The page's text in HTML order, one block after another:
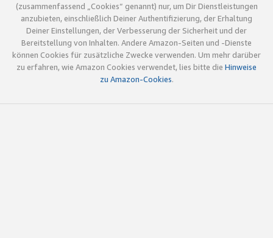
(zusammenfassend „Cookies“ genannt) nur, um Dir Dienstleistungen
anzubieten, einschließlich Deiner Authentifizierung, der Erhaltung
Deiner Einstellungen, der Verbesserung der Sicherheit und der
Bereitstellung von Inhalten. Andere Amazon-Seiten und -Dienste
können Cookies für zusätzliche Zwecke verwenden. Um mehr darüber
zu erfahren, wie Amazon Cookies verwendet, lies bitte die Hinweise
zu Amazon-Cookies.